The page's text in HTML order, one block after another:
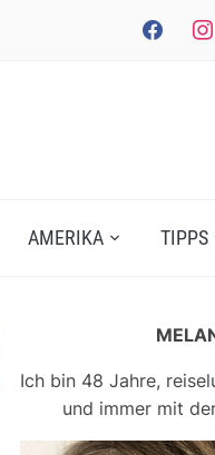
facebook
AMERIKA TIPPS
Ich bin 48 Jahre,
und immer mit